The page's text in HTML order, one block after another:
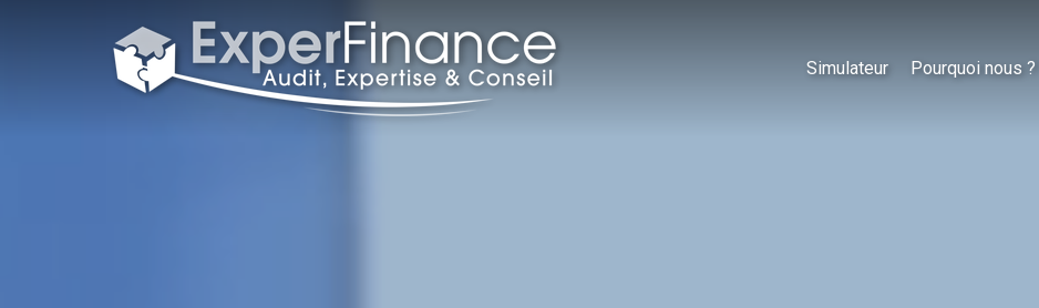
Simulateur Pourquoi nous ?